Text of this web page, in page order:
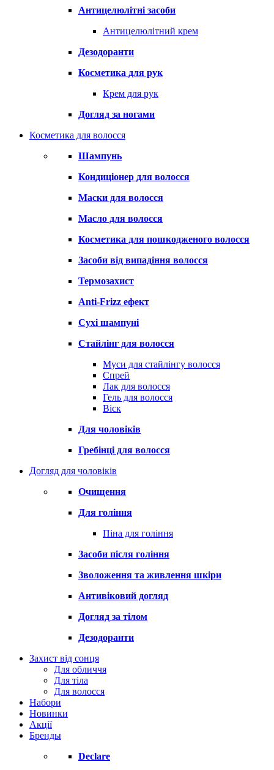
Антицелюлітні засоби
Антицелюлітний крем
Дезодоранти
Косметика для рук
Крем для рук
Догляд за ногами
Косметика для волосся
Шампунь
Кондиціонер для волосся
Маски для волосся
Масло для волосся
Косметика для пошкодженого волосся
Засоби від випадіння волосся
Термозахист
Anti-Frizz ефект
Сухі шампуні
Стайлінг для волосся
Муси для стайлінгу волосся
Спрей
Лак для волосся
Гель для волосся
Віск
Для чоловіків
Гребінці для волосся
Догляд для чоловіків
Очищення
Для гоління
Піна для гоління
Засоби після гоління
Зволоження та живлення шкіри
Антивіковий догляд
Догляд за тілом
Дезодоранти
Захист від сонця
Для обличчя
Для тіла
Для волосся
Набори
Новинки
Акції
Бренды
Declare